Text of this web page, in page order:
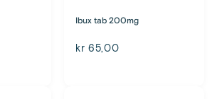
Ibux tab 200mg
kr 65,00